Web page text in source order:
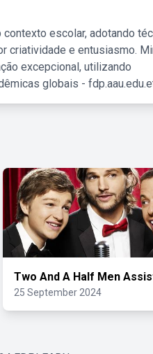
escolar, adotando
criatividade e entusiasmo.
excepcional, utilizando
globais -
Two And A Half Men
25 September 2024